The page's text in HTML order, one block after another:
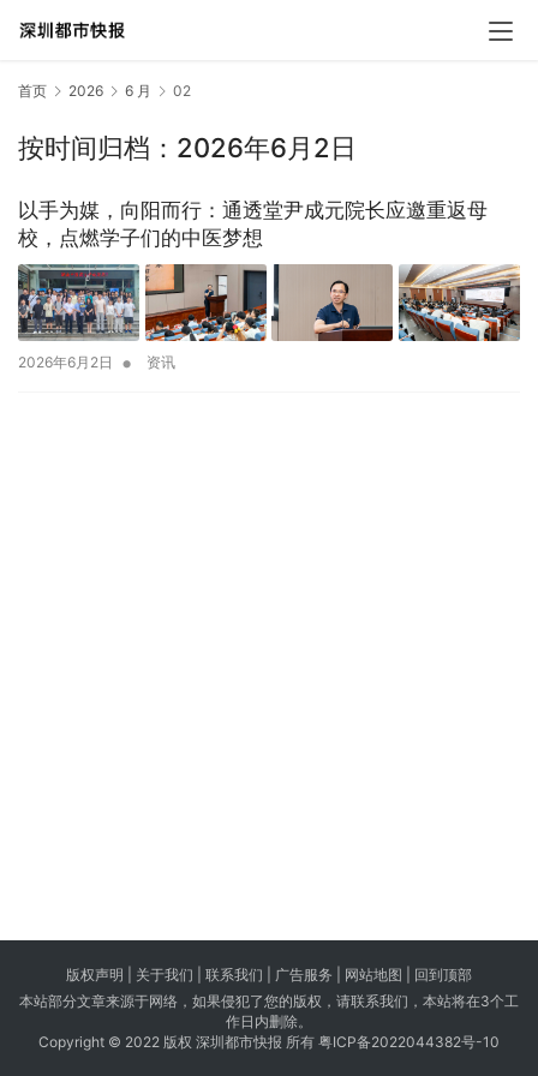
首页 2026 6 月 02
按时间归档：2026年6月2日
以手为媒，向阳而行：通透堂尹成元院长应邀重返母
校，点燃学子们的中医梦想
2026年6月2日 • 资讯
版权声明 | 关于我们 联系我们 | 广告服务 | 网站地图 | 回到顶部
本站部分文章来源于网络，如果侵犯了您的版权，请联系我们，本站将在3个工
作日内删除。
Copyright © 2022 版权 深圳都市快报 所有 粤ICP备2022044382号-10